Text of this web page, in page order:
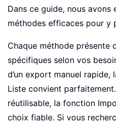
Dans ce guide, nous avons
méthodes efficaces pour y
Chaque méthode présente
spécifiques selon vos
d’un export manuel rapide,
Liste convient
réutilisable, la fonction
choix fiable. Si vous